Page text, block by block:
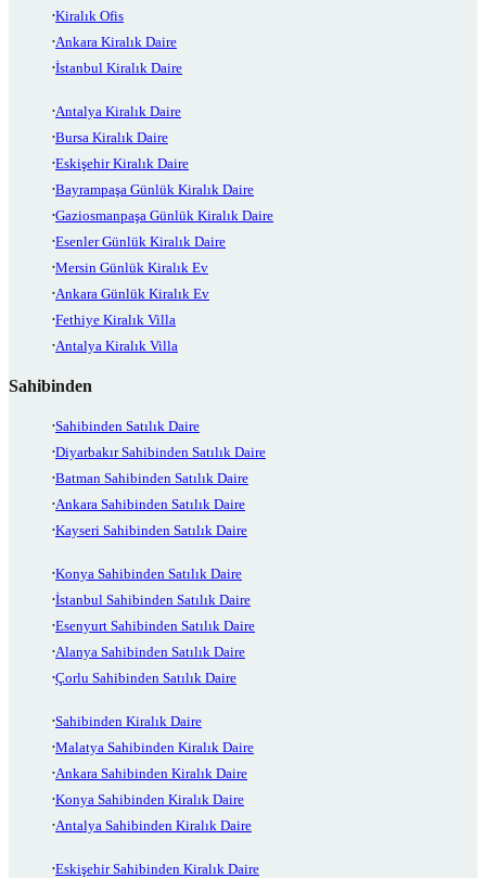
Kiralık Ofis
Ankara Kiralık Daire
İstanbul Kiralık Daire
Antalya Kiralık Daire
Bursa Kiralık Daire
Eskişehir Kiralık Daire
Bayrampaşa Günlük Kiralık Daire
Gaziosmanpaşa Günlük Kiralık Daire
Esenler Günlük Kiralık Daire
Mersin Günlük Kiralık Ev
Ankara Günlük Kiralık Ev
Fethiye Kiralık Villa
Antalya Kiralık Villa
Sahibinden
Sahibinden Satılık Daire
Diyarbakır Sahibinden Satılık Daire
Batman Sahibinden Satılık Daire
Ankara Sahibinden Satılık Daire
Kayseri Sahibinden Satılık Daire
Konya Sahibinden Satılık Daire
İstanbul Sahibinden Satılık Daire
Esenyurt Sahibinden Satılık Daire
Alanya Sahibinden Satılık Daire
Çorlu Sahibinden Satılık Daire
Sahibinden Kiralık Daire
Malatya Sahibinden Kiralık Daire
Ankara Sahibinden Kiralık Daire
Konya Sahibinden Kiralık Daire
Antalya Sahibinden Kiralık Daire
Eskişehir Sahibinden Kiralık Daire